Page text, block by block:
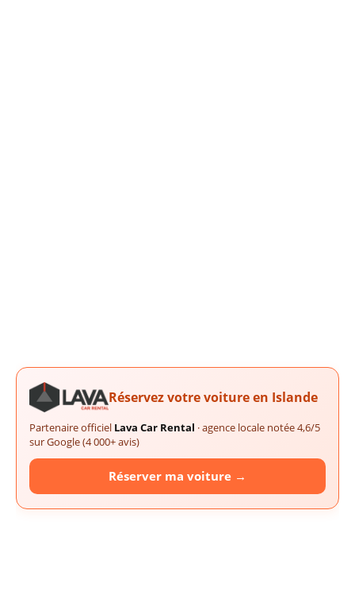
Réservez votre voiture en Islande
Partenaire officiel Lava Car Rental · agence locale notée 4,6/5
sur Google (4 000+ avis)
Réserver ma voiture →